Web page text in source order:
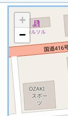
※
+
−